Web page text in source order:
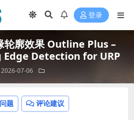
登录
轮廓效果 Outline Plus –
Edge Detection for URP
2026-07-06
题 评论建议